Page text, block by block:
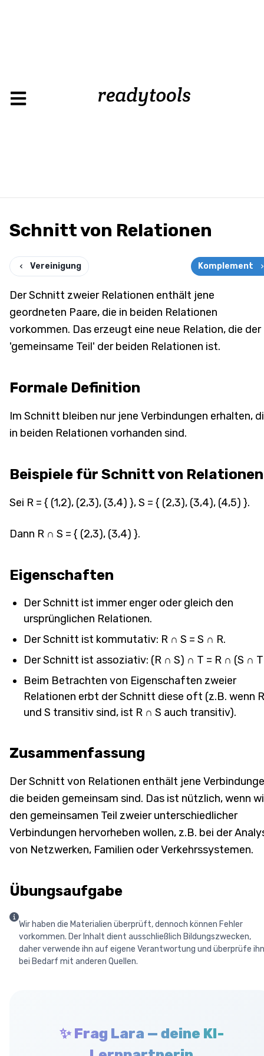
Schnitt von Relationen
Vereinigung Komplement
Der Schnitt zweier Relationen enthält jene
geordneten Paare, die in beiden Relationen
vorkommen. Das erzeugt eine neue Relation, die der
'gemeinsame Teil' der beiden Relationen ist.
Formale Definition
Im Schnitt bleiben nur jene Verbindungen erhalten,
in beiden Relationen vorhanden sind.
Beispiele für Schnitt von Relationen
Sei R = { (1,2), (2,3), (3,4) }, S = { (2,3), (3,4), (4,5) }.
Dann R ∩ S = { (2,3), (3,4) }.
Eigenschaften
Der Schnitt ist immer enger oder gleich den
ursprünglichen Relationen.
Der Schnitt ist kommutativ: R ∩ S = S ∩ R.
Der Schnitt ist assoziativ: (R ∩ S) ∩ T = R ∩ (S ∩
Beim Betrachten von Eigenschaften zweier
Relationen erbt der Schnitt diese oft (z.B. wenn R
und S transitiv sind, ist R ∩ S auch transitiv).
Zusammenfassung
Der Schnitt von Relationen enthält jene
die beiden gemeinsam sind. Das ist nützlich, wenn
den gemeinsamen Teil zweier unterschiedlicher
Verbindungen hervorheben wollen, z.B. bei der
von Netzwerken, Familien oder Verkehrssystemen.
Übungsaufgabe
Wir haben die Materialien überprüft, dennoch können Fehler
vorkommen. Der Inhalt dient ausschließlich Bildungszwecken,
daher verwende ihn auf eigene Verantwortung und überprüfe ihn
bei Bedarf mit anderen Quellen.
✨ Frag Lara — deine KI-